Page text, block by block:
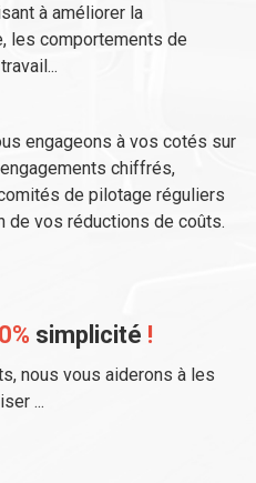
à améliorer la
les comportements de
engageons à vos cotés sur
chiffrés,
de pilotage réguliers
de vos réductions de coûts.
simplicité !
nous vous aiderons à les
...